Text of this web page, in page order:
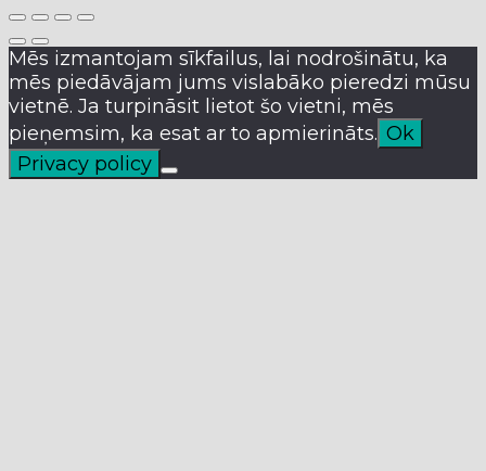
Mēs izmantojam sīkfailus, lai nodrošinātu, ka
mēs piedāvājam jums vislabāko pieredzi mūsu
vietnē. Ja turpināsit lietot šo vietni, mēs
pieņemsim, ka esat ar to apmierināts. Ok
Privacy policy